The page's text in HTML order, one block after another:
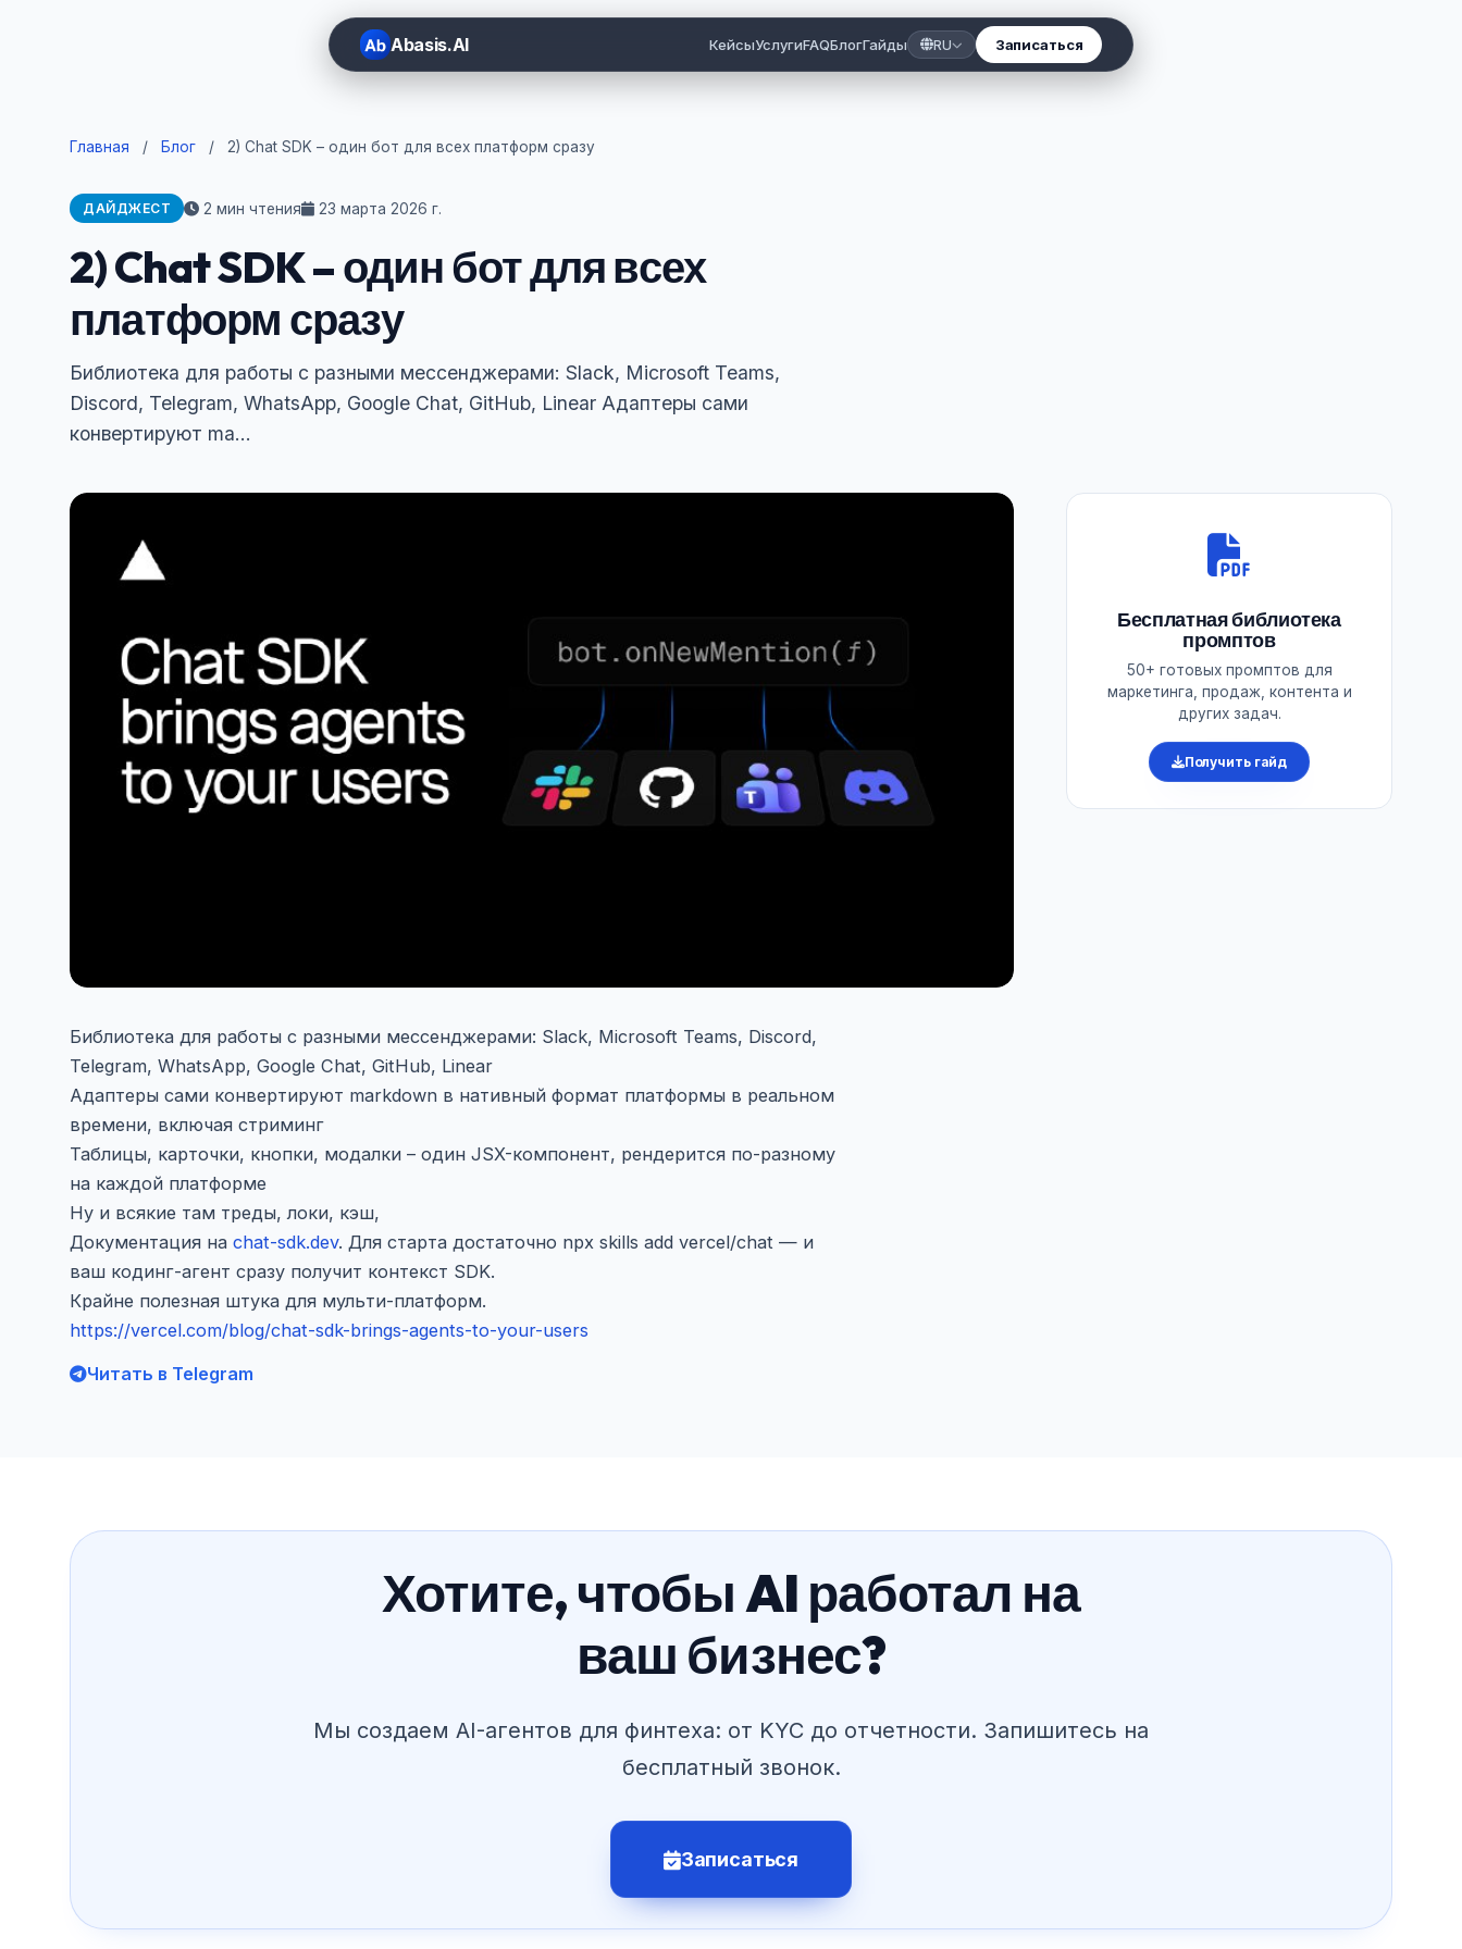
Abasis.AI КейсыУслугиFAQБлогГайды RU Записаться
Главная / Блог / 2) Chat SDK – один бот для всех платформ сразу
ДАЙДЖЕСТ 2 мин чтения 23 марта 2026 г.
2) Chat SDK – один бот для всех
платформ сразу
Библиотека для работы с разными мессенджерами: Slack, Microsoft Teams,
Discord, Telegram, WhatsApp, Google Chat, GitHub, Linear Адаптеры сами
конвертируют ma...
Библиотека для работы с разными мессенджерами: Slack, Microsoft Teams, Discord,
Telegram, WhatsApp, Google Chat, GitHub, Linear
Адаптеры сами конвертируют markdown в нативный формат платформы в реальном
времени, включая стриминг
Таблицы, карточки, кнопки, модалки – один JSX-компонент, рендерится по-разному
на каждой платформе
Ну и всякие там треды, локи, кэш,
Документация на chat-sdk.dev. Для старта достаточно npx skills add vercel/chat — и
ваш кодинг-агент сразу получит контекст SDK.
Крайне полезная штука для мульти-платформ.
https://vercel.com/blog/chat-sdk-brings-agents-to-your-users
Читать в Telegram
Бесплатная библиотека
промптов
50+ готовых промптов для
маркетинга, продаж, контента и
других задач.
Получить гайд
Хотите, чтобы AI работал на
ваш бизнес?
Мы создаем AI-агентов для финтеха: от KYC до отчетности. Запишитесь на
бесплатный звонок.
Записаться